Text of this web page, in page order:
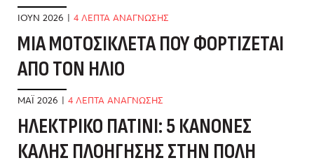
ΙΟΎΝ 2026 | 4 ΛΕΠΤΑ ΑΝΑΓΝΩΣΗΣ
ΜΊΑ ΜΟΤΟΣΙΚΛΈΤΑ ΠΟΥ ΦΟΡΤΊΖΕΤΑΙ
ΑΠΌ ΤΟΝ ΉΛΙΟ
ΜΆΙ 2026 | 4 ΛΕΠΤΑ ΑΝΑΓΝΩΣΗΣ
ΗΛΕΚΤΡΙΚΌ ΠΑΤΊΝΙ: 5 ΚΑΝΌΝΕΣ
ΚΑΛΉΣ ΠΛΟΉΓΗΣΗΣ ΣΤΗΝ ΠΌΛΗ